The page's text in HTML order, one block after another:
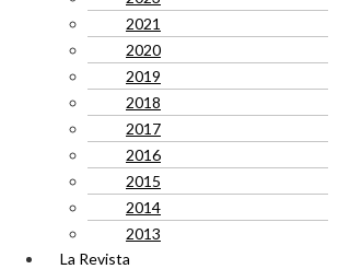
2021
2020
2019
2018
2017
2016
2015
2014
2013
La Revista